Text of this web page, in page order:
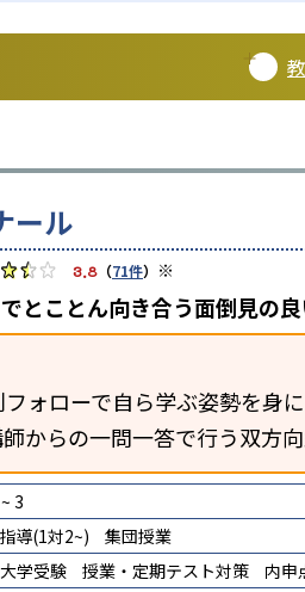
ール
3.8 （71件） ※
でとことん向き合う面倒見の
ォローで自ら学ぶ姿勢を身
からの一問一答で行う双方
3
導(1対2~)
集団授業
大学受験 授業・定期テスト対策 内申